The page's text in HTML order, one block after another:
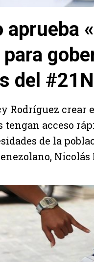
aprueba
para
del
Rodríguez crear
tengan acceso
de la
Nicolás